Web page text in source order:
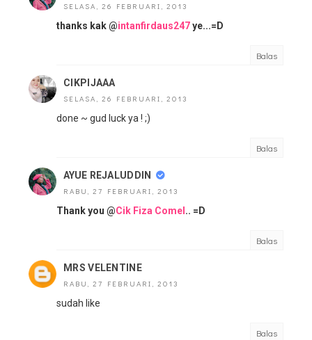
SELASA, 26 FEBRUARI, 2013
thanks kak @intanfirdaus247ye...=D
Balas
CIKPIJAAA
SELASA, 26 FEBRUARI, 2013
done ~ gud luck ya ! ;)
Balas
AYUE REJALUDDIN
RABU, 27 FEBRUARI, 2013
Thank you @Cik Fiza Comel .. =D
Balas
MRS VELENTINE
RABU, 27 FEBRUARI, 2013
sudah like
Balas